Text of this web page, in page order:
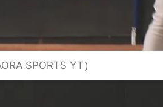
SPORTS YT）